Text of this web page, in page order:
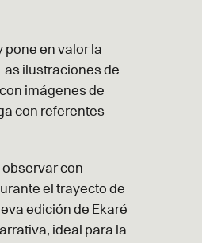
pone en valor la
ilustraciones de
imágenes de
con referentes
observar con
el trayecto de
edición de Ekaré
ideal para la